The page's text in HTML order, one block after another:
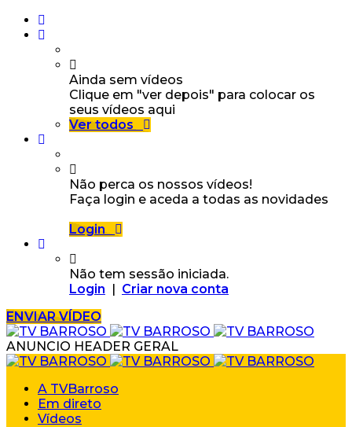
Ainda sem vídeos
Clique em "ver depois" para colocar os
seus vídeos aqui
Ver todos
Não perca os nossos vídeos!
Faça login e aceda a todas as novidades
Login
Não tem sessão iniciada.
Login | Criar nova conta
ENVIAR VÍDEO
ANUNCIO HEADER GERAL
A TVBarroso
Em direto
Vídeos